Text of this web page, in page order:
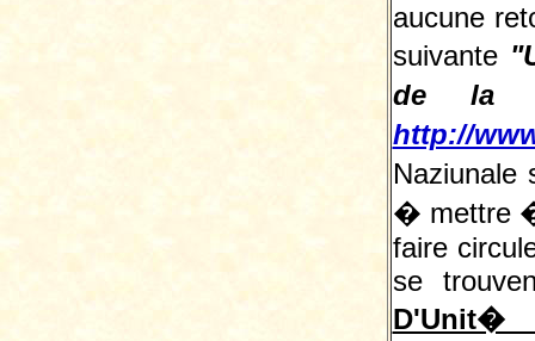
aucune
suivante
de la
http://
� mettre
faire
se
D'Unit�